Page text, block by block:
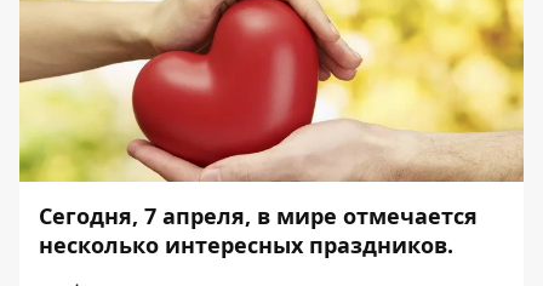
Сегодня, 7 апреля, в мире отмечается
несколько интересных праздников.